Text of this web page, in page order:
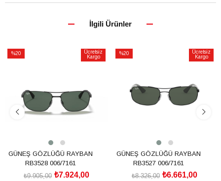
İlgili Ürünler
%20
Ücretsiz
Kargo
GÜNEŞ GÖZLÜĞÜ RAYBAN
RB3528 006/7161
₺7.924,00
₺9.905,00
%20
Ücretsiz
Kargo
GÜNEŞ GÖZLÜĞÜ RAYBAN
RB3527 006/7161
₺6.661,00
₺8.326,00